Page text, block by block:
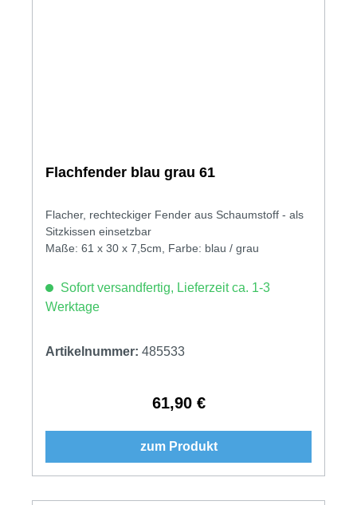
Flachfender blau grau 61
Flacher, rechteckiger Fender aus Schaumstoff - als
Sitzkissen einsetzbar
Maße: 61 x 30 x 7,5cm, Farbe: blau / grau
Sofort versandfertig, Lieferzeit ca. 1-3
Werktage
Artikelnummer: 485533
Regulärer Preis:
61,90 €
zum Produkt